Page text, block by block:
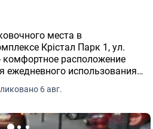
места в
Крістал Парк 1, ул.
комфортное расположение
ежедневного использования
места За деталями та просмотром звоните/пишите.
6 авг.